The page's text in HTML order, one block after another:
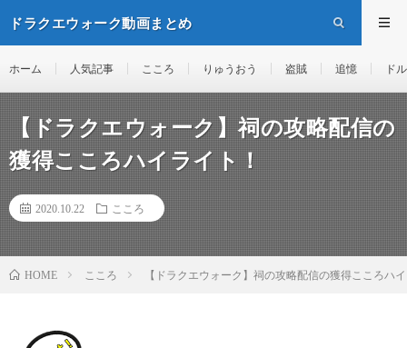
ドラクエウォーク動画まとめ
ホーム 人気記事 こころ りゅうおう 盗賊 追憶 ド
【ドラクエウォーク】祠の攻略配信の
獲得こころハイライト！
2020.10.22 こころ
HOME こころ 【ドラクエウォーク】祠の攻略配信の獲得こころハ